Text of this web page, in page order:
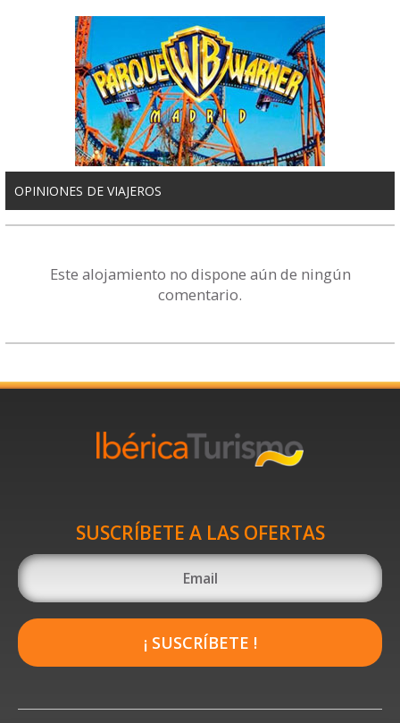
OPINIONES DE VIAJEROS
Este alojamiento no dispone aún de ningún
comentario.
SUSCRÍBETE A LAS OFERTAS
¡ SUSCRÍBETE !